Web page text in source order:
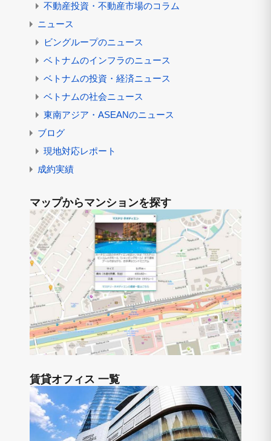
不動産投資・不動産市場のコラム
ニュース
ビングループのニュース
ベトナムのインフラのニュース
ベトナムの投資・経済ニュース
ベトナムの社会ニュース
東南アジア・ASEANのニュース
ブログ
現地対応レポート
成約実績
マップからマンションを探す
賃貸オフィス 一覧